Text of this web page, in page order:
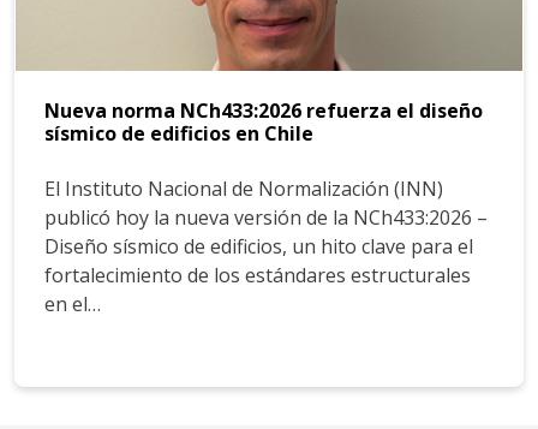
Nueva norma NCh433:2026 refuerza el diseño
sísmico de edificios en Chile
El Instituto Nacional de Normalización (INN)
publicó hoy la nueva versión de la NCh433:2026 –
Diseño sísmico de edificios, un hito clave para el
fortalecimiento de los estándares estructurales
en el…